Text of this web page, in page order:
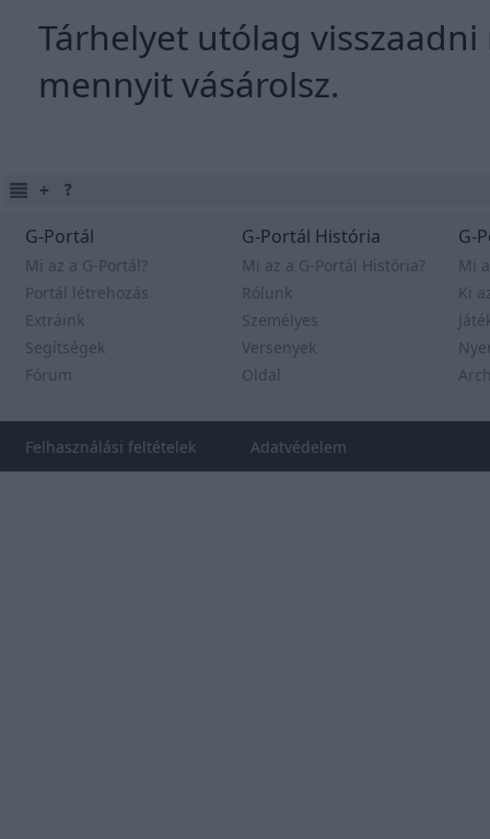
Tárhelyet utólag
mennyit vásárolsz.
G-Portál
Mi az a G-Portál?
Portál létrehozás
Extráink
Segítségek
Fórum
G-Portál História
Mi az a G-Portál História?
Rólunk
Személyes
Versenyek
Oldal
G-
Mi
Ki
Felhasználási feltételek Adatvédelem